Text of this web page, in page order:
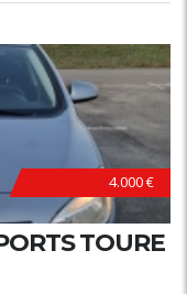
4.000 €
TOURE